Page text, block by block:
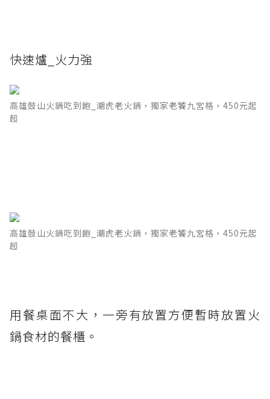
快速爐_火力強
高雄鼓山火鍋吃到飽_潮虎老火鍋，獨家老饕九宮格，450元起
超
高雄鼓山火鍋吃到飽_潮虎老火鍋，獨家老饕九宮格，450元起
超
用餐桌面不大，一旁有放置方便暫時放置火
鍋食材的餐櫃。